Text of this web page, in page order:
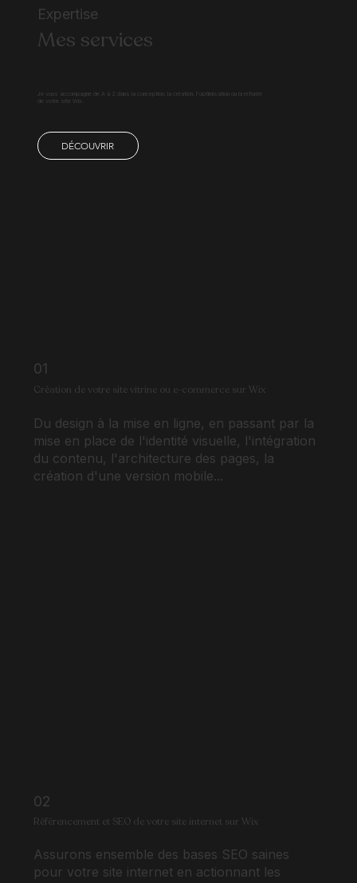
Expertise
Mes services
Je vous accompagne de A à Z dans la conception, la création, l'optimisation ou la refonte
de votre site Wix.
DÉCOUVRIR
01
Création de votre site vitrine ou e-commerce sur Wix
Du design à la mise en ligne, en passant par la
mise en place de l'identité visuelle, l'intégration
du contenu, l'architecture des pages, la
création d'une version mobile...
02
Référencement et SEO de votre site internet sur Wix
Assurons ensemble des bases SEO saines
pour votre site internet en actionnant les